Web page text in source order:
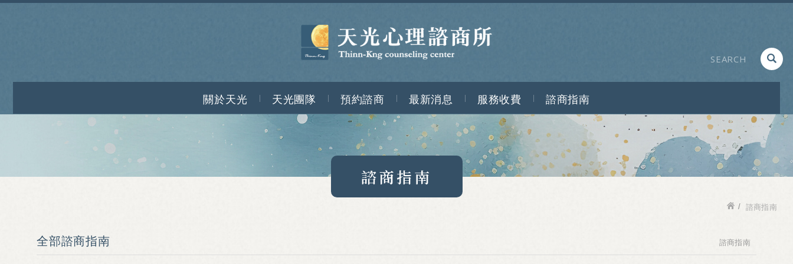
關於天光 天光團隊 預約諮商 最新消息 服務收費 諮商指南
諮商指南
諮商指南
全部諮商指南 諮商指南